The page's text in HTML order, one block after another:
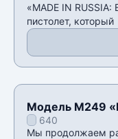
«MADE IN
пистолет, который
Модель M249
v34640
Мы продолжаем